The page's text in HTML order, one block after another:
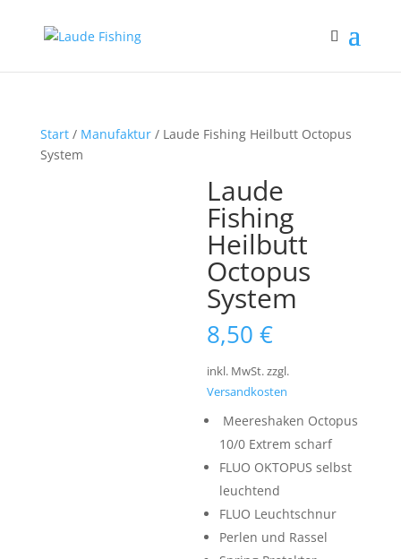
Start/ Manufaktur/ Laude Fishing Heilbutt Octopus
System
Laude
Fishing
Heilbutt
Octopus
System
8,50€
inkl. MwSt.zzgl.
Versandkosten
Meereshaken Octopus
10/0 Extrem scharf
FLUO OKTOPUS selbst
leuchtend
FLUO Leuchtschnur
Perlen und Rassel